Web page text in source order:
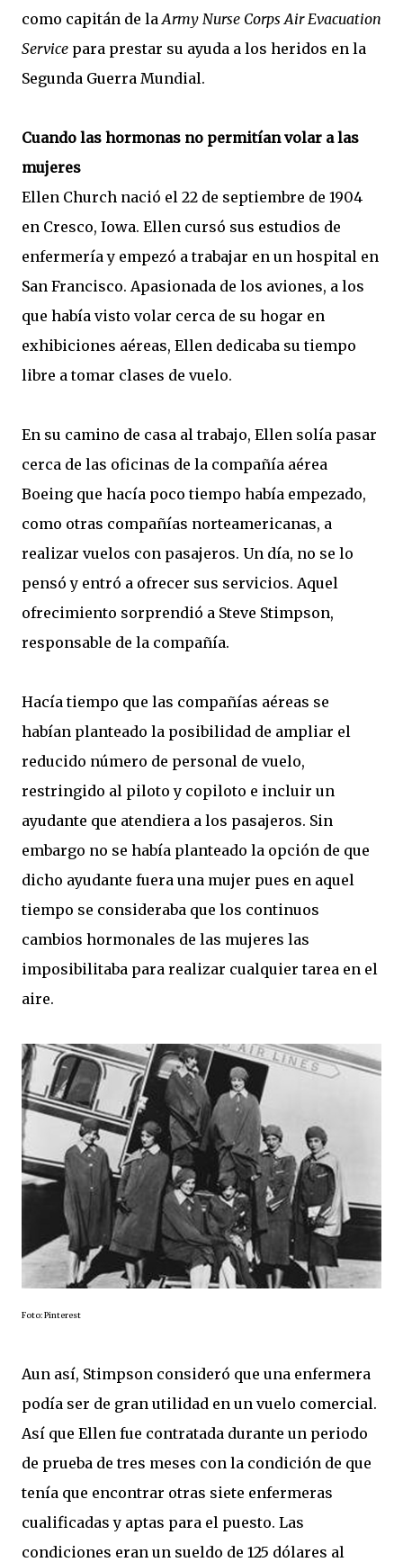
como capitán de laArmy Nurse Corps Air Evacuation
Service para prestar su ayuda a los heridos en la
Segunda Guerra Mundial.
Cuando las hormonas no permitían volar a las
mujeres
Ellen Church nació el 22 de septiembre de 1904
en Cresco, Iowa. Ellen cursó sus estudios de
enfermería y empezó a trabajar en un hospital en
San Francisco. Apasionada de los aviones, a los
que había visto volar cerca de su hogar en
exhibiciones aéreas, Ellen dedicaba su tiempo
libre a tomar clases de vuelo.
En su camino de casa al trabajo, Ellen solía pasar
cerca de las oficinas de la compañía aérea
Boeing que hacía poco tiempo había empezado,
como otras compañías norteamericanas, a
realizar vuelos con pasajeros. Un día, no se lo
pensó y entró a ofrecer sus servicios. Aquel
ofrecimiento sorprendió a Steve Stimpson,
responsable de la compañía.
Hacía tiempo que las compañías aéreas se
habían planteado la posibilidad de ampliar el
reducido número de personal de vuelo,
restringido al piloto y copiloto e incluir un
ayudante que atendiera a los pasajeros. Sin
embargo no se había planteado la opción de que
dicho ayudante fuera una mujer pues en aquel
tiempo se consideraba que los continuos
cambios hormonales de las mujeres las
imposibilitaba para realizar cualquier tarea en el
aire.
Foto: Pinterest
Aun así, Stimpson consideró que una enfermera
podía ser de gran utilidad en un vuelo comercial.
Así que Ellen fue contratada durante un periodo
de prueba de tres meses con la condición de que
tenía que encontrar otras siete enfermeras
cualificadas y aptas para el puesto. Las
condiciones eran un sueldo de 125 dólares al